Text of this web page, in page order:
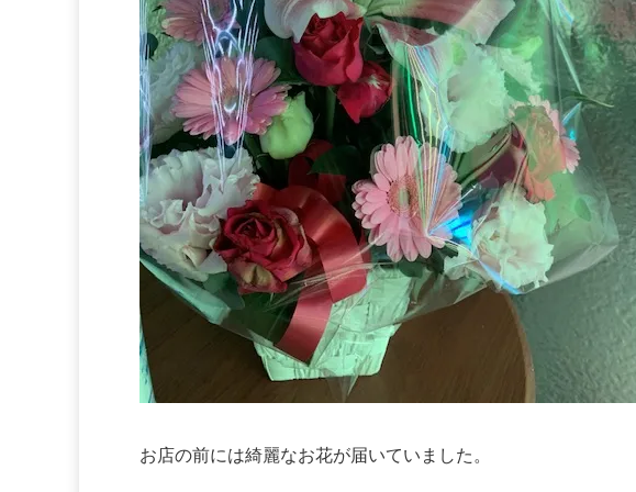
お店の前には綺麗なお花が届いていました。